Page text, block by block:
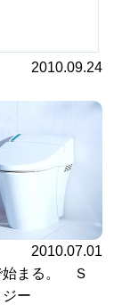
2010.09.24
2010.07.01
始まる。 Ｓ
コロジー